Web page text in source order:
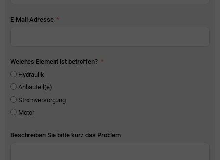
E-Mail-Adresse
Welches Element ist betroffen?
Hydraulik
Anbauteil(e)
Stromversorgung
Motor
Beschreiben Sie bitte kurz das Problem